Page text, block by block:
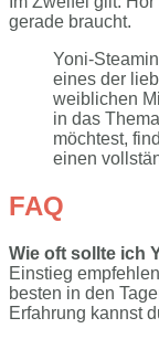
gerade braucht.
Yoni-
eines der
weiblichen
in das
möchtest,
einen
FAQ
Wie oft sollte ich
Einstieg
besten in den
Erfahrung kannst